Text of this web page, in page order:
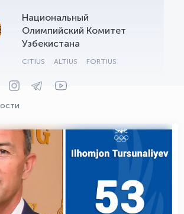
Национальный
Олимпийский Комитет
Узбекистана
CITIUS ALTIUS FORTIUS
AI - yordamchi